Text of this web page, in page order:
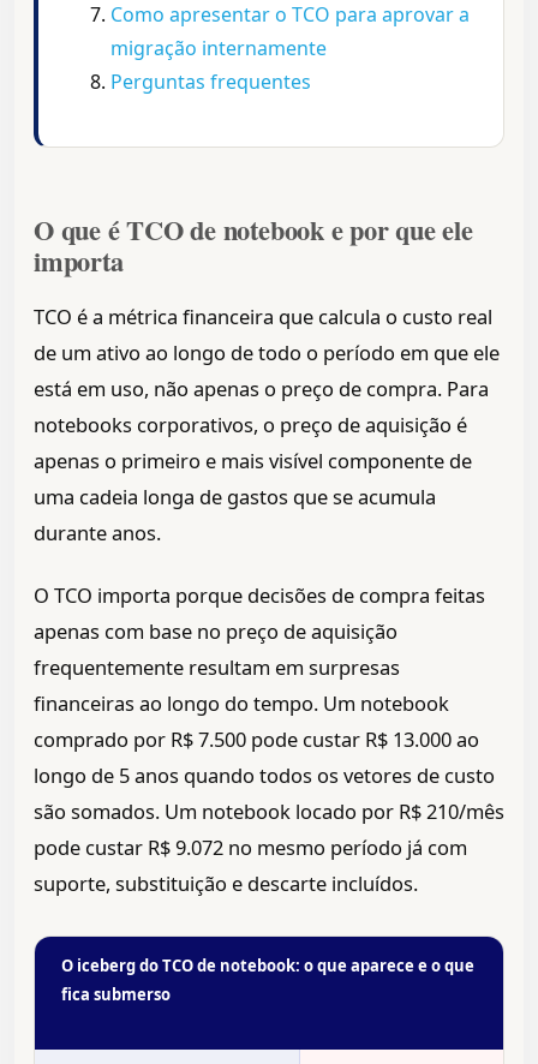
Como apresentar o TCO para aprovar a
migração internamente
Perguntas frequentes
O que é TCO de notebook e por que ele
importa
TCO é a métrica financeira que calcula o custo real
de um ativo ao longo de todo o período em que ele
está em uso, não apenas o preço de compra. Para
notebooks corporativos, o preço de aquisição é
apenas o primeiro e mais visível componente de
uma cadeia longa de gastos que se acumula
durante anos.
O TCO importa porque decisões de compra feitas
apenas com base no preço de aquisição
frequentemente resultam em surpresas
financeiras ao longo do tempo. Um notebook
comprado por R$ 7.500 pode custar R$ 13.000 ao
longo de 5 anos quando todos os vetores de custo
são somados. Um notebook locado por R$ 210/mês
pode custar R$ 9.072 no mesmo período já com
suporte, substituição e descarte incluídos.
O iceberg do TCO de notebook: o que aparece e o que
fica submerso